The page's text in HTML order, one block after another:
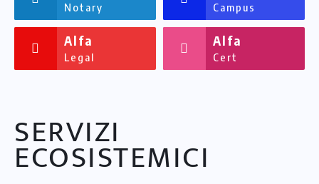
Notary Campus
Alfa
Legal
Alfa
Cert
SERVIZI
ECOSISTEMICI